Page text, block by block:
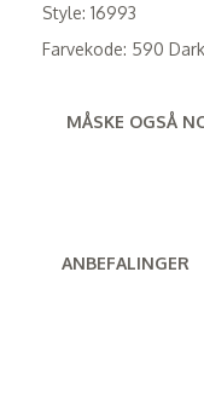
Style: 16993
Farvekode: 590
MÅSKE OGSÅ
ANBEFALINGER